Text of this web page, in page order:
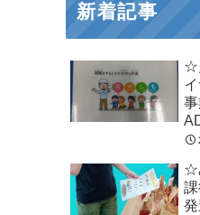
新着記事
☆
☆